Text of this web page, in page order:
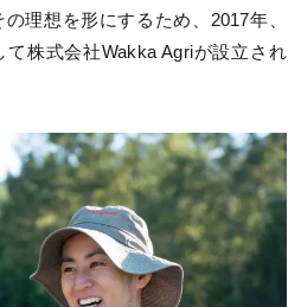
理想を形にするため、2017年、
株式会社Wakka Agriが設立され